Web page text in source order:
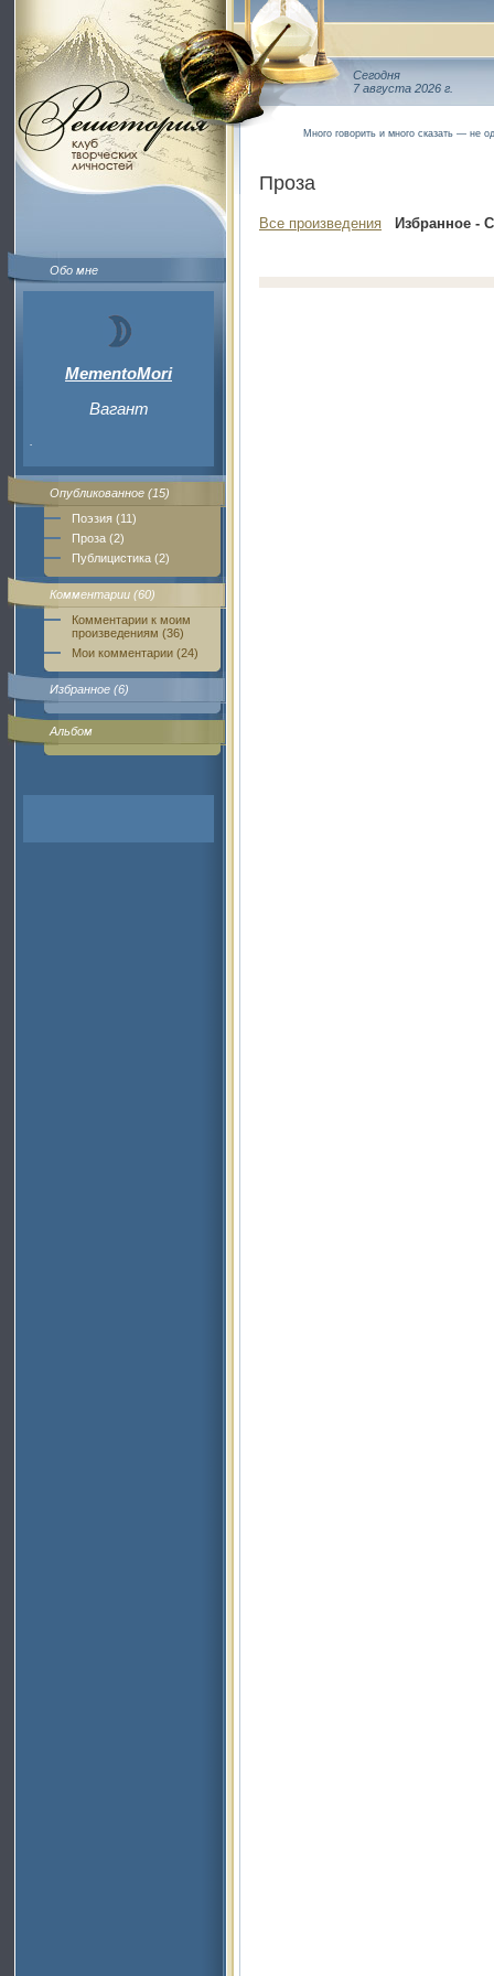
Обо мне
MementoMori
Вагант
Опубликованное (15)
Поэзия (11)
Проза (2)
Публицистика (2)
Комментарии (60)
Комментарии к моим
произведениям (36)
Мои комментарии (24)
Избранное (6)
Альбом
Сегодня
7 августа 2026 г.
Много говорить и много сказать — не
Проза
Все произведения Избранное -